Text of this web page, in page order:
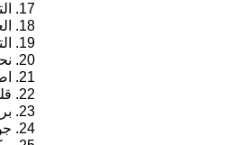
17. التحرّش المخل بحياء المرأة . " دراسة ميدانية ".
18. العلاقات العاطفية في الوسط الجامعي . " دراسة ميدانية ".
19. التنميط الجنسي في المجتمع العراقي." دراسة ميدانية".
20. نحو نظرية في الإبداع.
21. اضطرابات ما بعد الصدمة النفسية.
22. قلق الموت وعلاقته بسمات الشخصية.
23. برنامج علمي عملي للتخلص من الاكتئاب.
24. جواد سليم: تحليل نفسي لشخصيته واعماله.